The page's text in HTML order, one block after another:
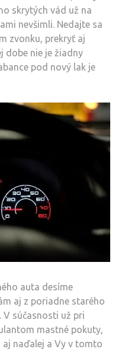
skrytých vád už na
nevšimli. Nedajte sa
zvonku, prekryť aj
dobe nie je žiadny
pod nový lak je
auta desíme
aj z poriadne starého
V súčasnosti už pri
mastné pokuty,
aj naďalej a Vy v tomto